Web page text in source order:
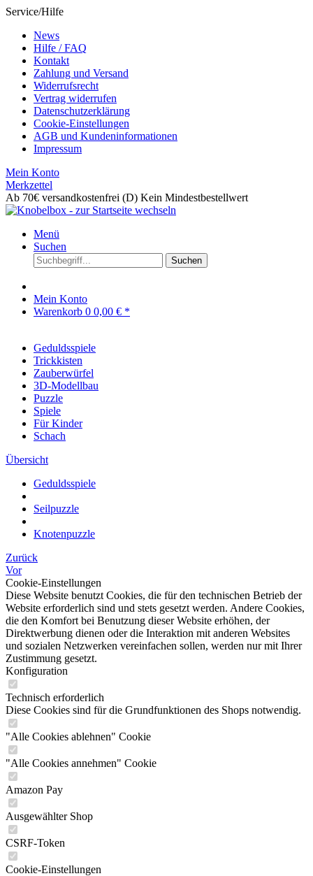
Service/Hilfe
News
Hilfe / FAQ
Kontakt
Zahlung und Versand
Widerrufsrecht
Vertrag widerrufen
Datenschutzerklärung
Cookie-Einstellungen
AGB und Kundeninformationen
Impressum
Mein Konto
Merkzettel
Ab 70€ versandkostenfrei (D) Kein Mindestbestellwert
Menü
Suchen
Suchen
Mein Konto
Warenkorb 0 0,00 € *
Geduldsspiele
Trickkisten
Zauberwürfel
3D-Modellbau
Puzzle
Spiele
Für Kinder
Schach
Übersicht
Geduldsspiele
Seilpuzzle
Knotenpuzzle
Zurück
Vor
Cookie-Einstellungen
Diese Website benutzt Cookies, die für den technischen Betrieb der
Website erforderlich sind und stets gesetzt werden. Andere Cookies,
die den Komfort bei Benutzung dieser Website erhöhen, der
Direktwerbung dienen oder die Interaktion mit anderen Websites
und sozialen Netzwerken vereinfachen sollen, werden nur mit Ihrer
Zustimmung gesetzt.
Konfiguration
Technisch erforderlich
Diese Cookies sind für die Grundfunktionen des Shops notwendig.
"Alle Cookies ablehnen" Cookie
"Alle Cookies annehmen" Cookie
Amazon Pay
Ausgewählter Shop
CSRF-Token
Cookie-Einstellungen